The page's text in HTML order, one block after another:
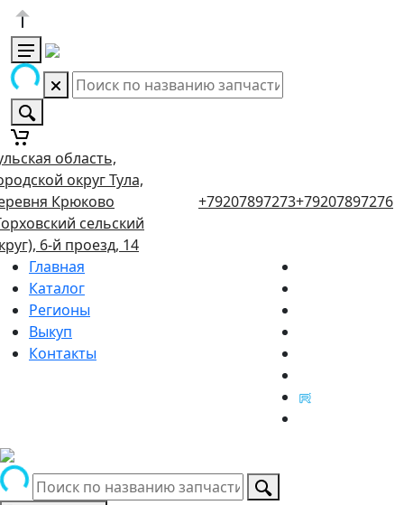
область,
округ Тула,
Крюково
сельский
6-й проезд, 14
+79207897273+79207897276
Главная
Каталог
Регионы
Выкуп
Контакты